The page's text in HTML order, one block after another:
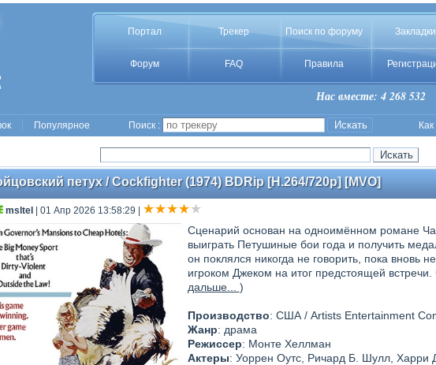
Портал Трекер Поиск по форуму Закладки
Форум FAQ Правила
Нас вместе: 4 268 532
Популярное Поиск :
петух / Cockfighter (1974) BDRip [H.264/720p] [MVO]
msltel | 01 Апр 2026 13:58:29
Сценарий основан на одноимённом романе
выиграть Петушиные бои года и получить
он поклялся никогда не говорить, пока вновь
игроком Джеком на итог предстоящей
дальше... )
Производство: США / Artists Entertainment
Жанр: драма
Режиссер: Монте Хеллман
Актеры: Уоррен Оутс, Ричард Б. Шулл, Харри